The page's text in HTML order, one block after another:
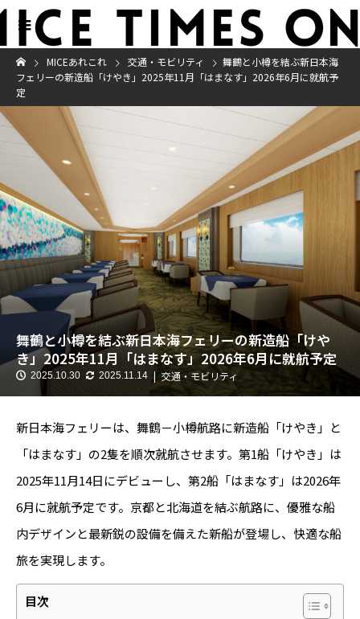
MICEあれこれ 交通・モビリティ
舞鶴と小樽を結ぶ新日本海
フェリーの新造船「けやき」2025年11月「はまなす」2026年6月に就航予
定
舞鶴と小樽を結ぶ新日本海フェリーの新造船「けや
き」2025年11月「はまなす」2026年6月に就航予定
2025.10.30 2025.11.14 交通・モビリティ
新日本海フェリーは、舞鶴－小樽航路に新造船「けやき」と
「はまなす」の2隻を順次就航させます。第1船「けやき」は
2025年11月14日にデビューし、第2船「はまなす」は2026年
6月に就航予定です。京都と北海道を結ぶ航路に、優雅な船
内デザインと最新鋭の設備を備えた新船が登場し、快適な船
旅を実現します。
目次